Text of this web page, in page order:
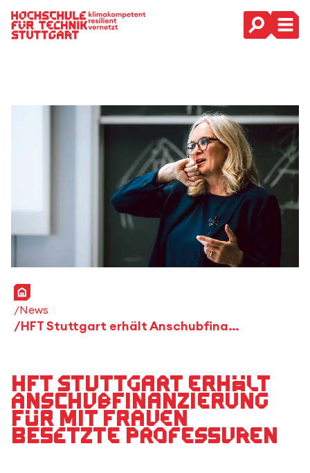
Hauptnavigation
Startseite
News
HFT Stuttgart erhält Anschubfinanzierung für mit Frauen besetzte Professuren
HFT Stuttgart erhält
Anschubfinanzierung
für mit Frauen
besetzte Professuren